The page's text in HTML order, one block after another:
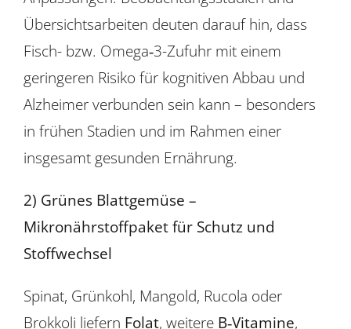
Übersichtsarbeiten deuten darauf hin, dass
Fisch- bzw. Omega‑3-Zufuhr mit einem
geringeren Risiko für kognitiven Abbau und
Alzheimer verbunden sein kann – besonders
in frühen Stadien und im Rahmen einer
insgesamt gesunden Ernährung.
2) Grünes Blattgemüse –
Mikronährstoffpaket für Schutz und
Stoffwechsel
Spinat, Grünkohl, Mangold, Rucola oder
Brokkoli liefern Folat, weitere B‑Vitamine,